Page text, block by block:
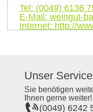
Tel: (0049) 6136
E-Mail: weingut-
Internet: http://
Unser
Sie benötigen
Ihnen gerne weiter!
(0049) 6242